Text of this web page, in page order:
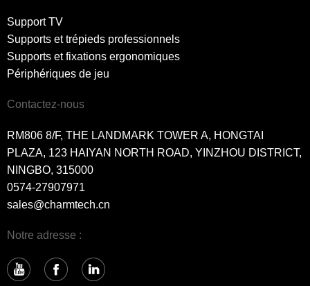
Support TV
Supports et trépieds professionnels
Supports et fixations ergonomiques
Périphériques de jeu
Contactez-nous
RM806 8/F, THE LANDMARK TOWER A, HONGTAI
PLAZA, 123 HAIYAN NORTH ROAD, YINZHOU DISTRICT,
NINGBO, 315000
0574-27907971
sales@charmtech.cn
Notre adresse :